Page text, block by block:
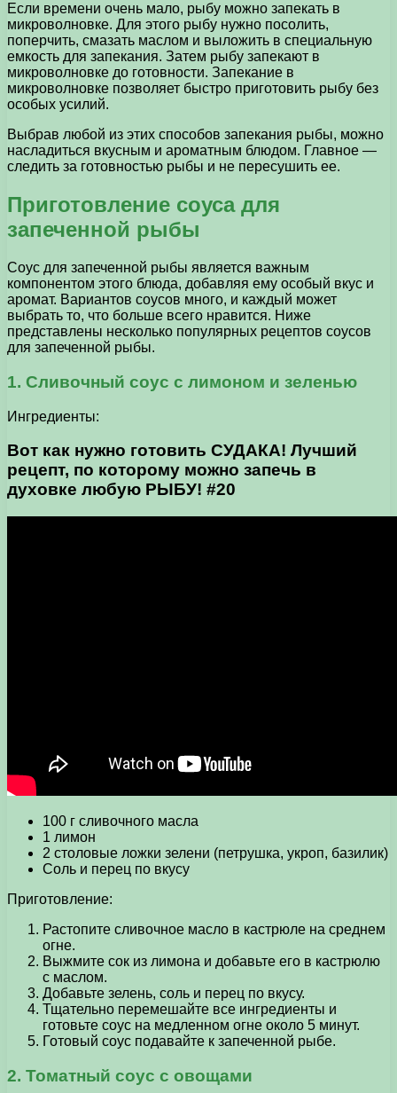
Если времени очень мало, рыбу можно запекать в
микроволновке. Для этого рыбу нужно посолить,
поперчить, смазать маслом и выложить в специальную
емкость для запекания. Затем рыбу запекают в
микроволновке до готовности. Запекание в
микроволновке позволяет быстро приготовить рыбу без
особых усилий.
Выбрав любой из этих способов запекания рыбы, можно
насладиться вкусным и ароматным блюдом. Главное —
следить за готовностью рыбы и не пересушить ее.
Приготовление соуса для
запеченной рыбы
Соус для запеченной рыбы является важным
компонентом этого блюда, добавляя ему особый вкус и
аромат. Вариантов соусов много, и каждый может
выбрать то, что больше всего нравится. Ниже
представлены несколько популярных рецептов соусов
для запеченной рыбы.
1. Сливочный соус с лимоном и зеленью
Ингредиенты:
Вот как нужно готовить СУДАКА! Лучший
рецепт, по которому можно запечь в
духовке любую РЫБУ! #20
100 г сливочного масла
1 лимон
2 столовые ложки зелени (петрушка, укроп, базилик)
Соль и перец по вкусу
Приготовление:
Растопите сливочное масло в кастрюле на среднем
огне.
Выжмите сок из лимона и добавьте его в кастрюлю
с маслом.
Добавьте зелень, соль и перец по вкусу.
Тщательно перемешайте все ингредиенты и
готовьте соус на медленном огне около 5 минут.
Готовый соус подавайте к запеченной рыбе.
2. Томатный соус с овощами